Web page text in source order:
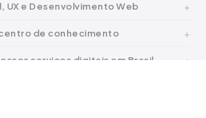
UX e Desenvolvimento Web
de conhecimento
serviços digitais em Brasil